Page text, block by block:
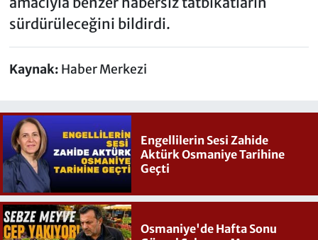
sürdürüleceğini bildirdi.
Kaynak: Haber Merkezi
Engellilerin Sesi Zahide
Aktürk Osmaniye Tarihine
Geçti
Osmaniye'de Hafta Sonu